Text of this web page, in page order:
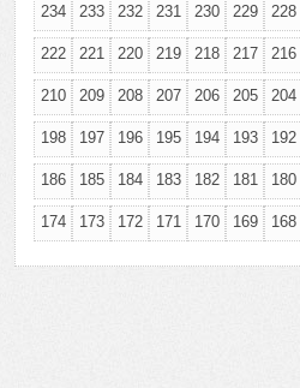
234 233 232 231 230 229 228
222 221 220 219 218 217 216
210 209 208 207 206 205 204
198 197 196 195 194 193 192
186 185 184 183 182 181 180
174 173 172 171 170 169 168